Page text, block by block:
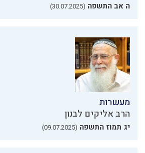
ה אב התשפה (30.07.2025)
מעשרות
הרב אליקים לבנון
יג תמוז התשפה (09.07.2025)